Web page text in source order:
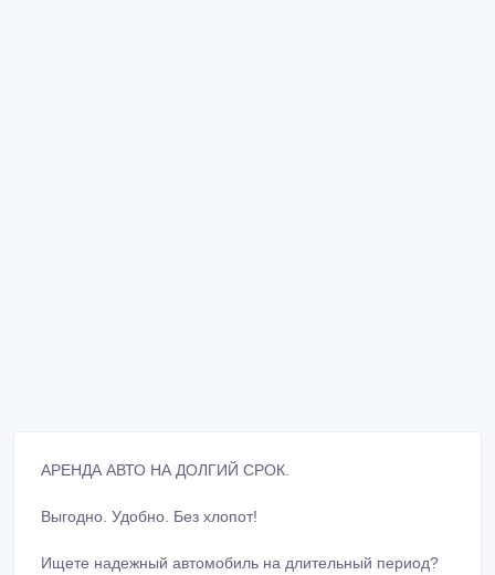
АРЕНДА АВТО НА ДОЛГИЙ СРОК.
Выгодно. Удобно. Без хлопот!
Ищете надежный автомобиль на длительный период?